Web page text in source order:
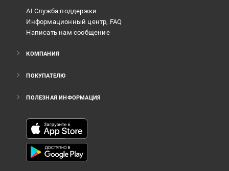
AI Служба поддержки
Информационный центр, FAQ
Написать нам сообщение
КОМПАНИЯ
ПОКУПАТЕЛЮ
ПОЛЕЗНАЯ ИНФОРМАЦИЯ